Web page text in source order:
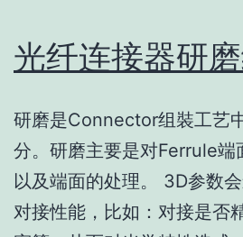
光纤连接器研
研磨是Connector组裝工艺
分。研磨主要是对Ferrule端
以及端面的处理。 3D参数
对接性能，比如：对接是否